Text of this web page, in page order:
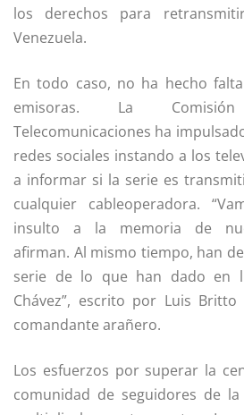
los derechos para
Venezuela.
En todo caso, no ha hecho
emisoras. La
Telecomunicaciones ha
redes sociales instando a los
a informar si la serie es
cualquier cableoperadora.
insulto a la memoria de
afirman. Al mismo tiempo, han
serie de lo que han dado en
Chávez”, escrito por Luis
comandante arañero.
Los esfuerzos por superar la
comunidad de seguidores de